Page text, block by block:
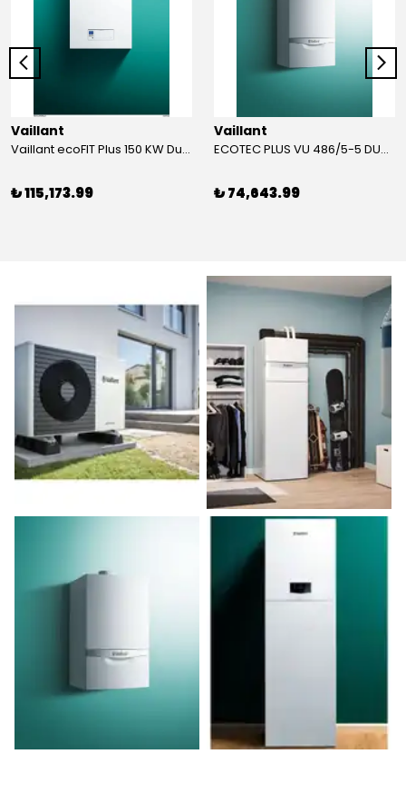
Vaillant
Vaillant ecoFIT Plus 150 KW Duvar Tipi Yoğuşmalı KAZAN
₺ 115,173.99
Vaillant
ECOTEC PLUS VU 486/5-5 DUVAR TİPİ YOĞUŞMALI KAZAN
₺ 74,643.99